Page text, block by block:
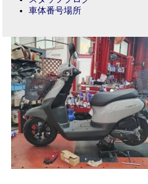
車体番号場所